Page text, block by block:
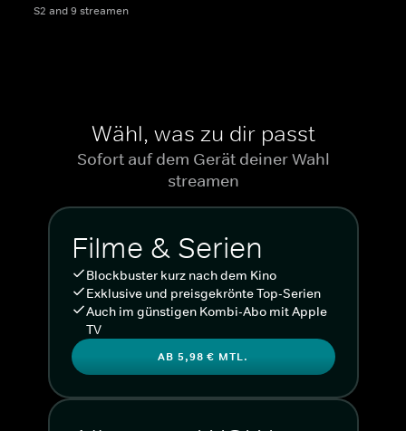
S2 and 9 streamen
Wähl, was zu dir passt
Sofort auf dem Gerät deiner Wahl
streamen
Filme & Serien
Blockbuster kurz nach dem Kino
Exklusive und preisgekrönte Top-Serien
Auch im günstigen Kombi-Abo mit Apple
TV
AB 5,98 € MTL.